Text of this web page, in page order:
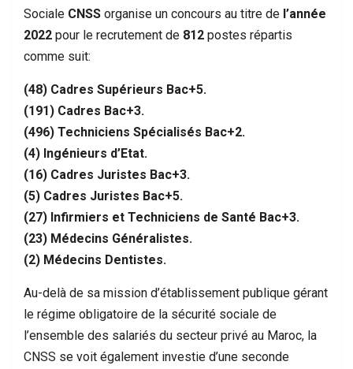
Sociale CNSS organise un concours au titre de l’année
2022 pour le recrutement de 812 postes répartis
comme suit:
(48) Cadres Supérieurs Bac+5.
(191) Cadres Bac+3.
(496) Techniciens Spécialisés Bac+2.
(4) Ingénieurs d’Etat.
(16) Cadres Juristes Bac+3.
(5) Cadres Juristes Bac+5.
(27) Infirmiers et Techniciens de Santé Bac+3.
(23) Médecins Généralistes.
(2) Médecins Dentistes.
Au-delà de sa mission d’établissement publique gérant
le régime obligatoire de la sécurité sociale de
l’ensemble des salariés du secteur privé au Maroc, la
CNSS se voit également investie d’une seconde